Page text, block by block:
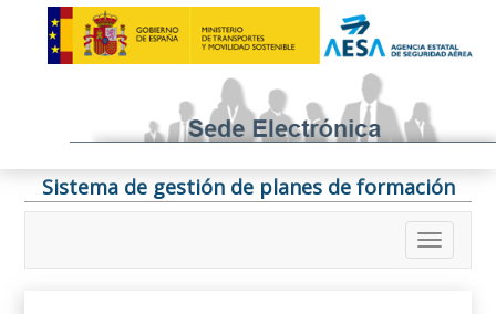
Sistema de gestión de planes de formación